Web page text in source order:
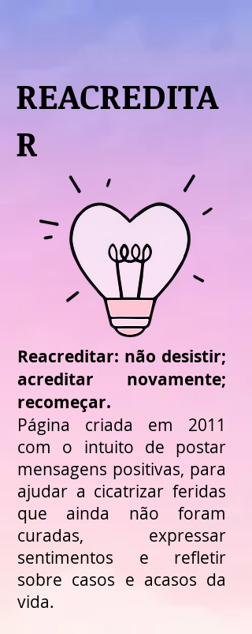
REACREDITA
R
Reacreditar: não desistir;
acreditar novamente;
recomeçar.
Página criada em 2011
com o intuito de postar
mensagens positivas, para
ajudar a cicatrizar feridas
que ainda não foram
curadas, expressar
sentimentos e refletir
sobre casos e acasos da
vida.